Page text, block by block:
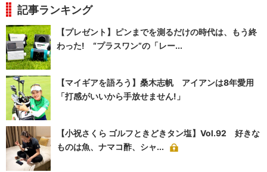
記事ランキング
【プレゼント】ピンまでを測るだけの時代は、もう終
わった! “プラスワン”の「レー...
【マイギアを語ろう】桑木志帆 アイアンは8年愛用
「打感がいいから手放せません!」
【小祝さくら ゴルフときどきタン塩】Vol.92 好きな
ものは魚、ナマコ酢、シャ...